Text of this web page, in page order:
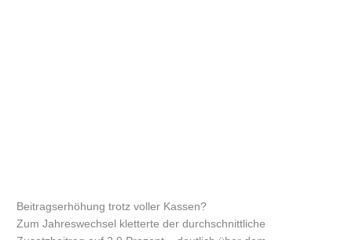
Beitragserhöhung trotz voller Kassen?
Zum Jahreswechsel kletterte der durchschnittliche